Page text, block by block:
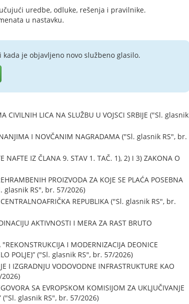
uredbe, odluke, rešenja i pravilnike.
u nastavku.
je objavljeno novo službeno glasilo.
CIVILNIH LICA NA SLUŽBU U VOJSCI SRBIJE ("Sl. glasnik
I NOVČANIM NAGRADAMA ("Sl. glasnik RS", br.
NAFTE IZ ČLANA 9. STAV 1. TAČ. 1), 2) I 3) ZAKONA O
PROIZVODA ZA KOJE SE PLAĆA POSEBNA
glasnik RS", br. 57/2026)
REPUBLIKA ("Sl. glasnik RS", br.
AKTIVNOSTI I MERA ZA RAST BRUTO
I MODERNIZACIJA DEONICE
POLJE)” ("Sl. glasnik RS", br. 57/2026)
I IZGRADNJU VODOVODNE INFRASTRUKTURE KAO
2026)
SA EVROPSKOM KOMISIJOM ZA UKLJUČIVANJE
("Sl. glasnik RS", br. 57/2026)